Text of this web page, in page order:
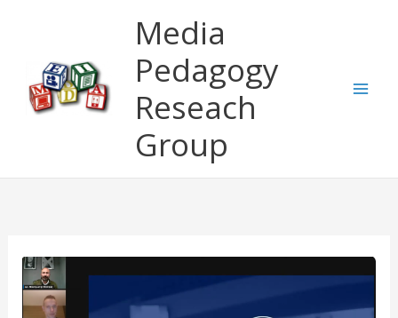
περιεχόμενο
Media
Pedagogy
Reseach
Group